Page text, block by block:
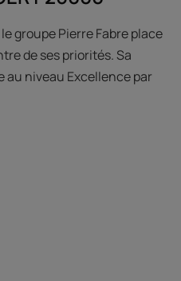
groupe Pierre Fabre place
de ses priorités. Sa
au niveau Excellence par